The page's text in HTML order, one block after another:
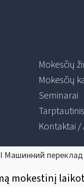
Mokesčių
Mokesčių
Seminarai
Kontaktai /
Машинний
mokestinį